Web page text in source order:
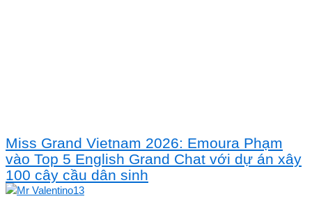
Miss Grand Vietnam 2026: Emoura Phạm
vào Top 5 English Grand Chat với dự án xây
100 cây cầu dân sinh